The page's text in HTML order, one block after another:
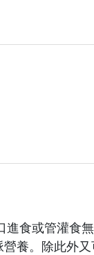
食或管灌食
養。除此外